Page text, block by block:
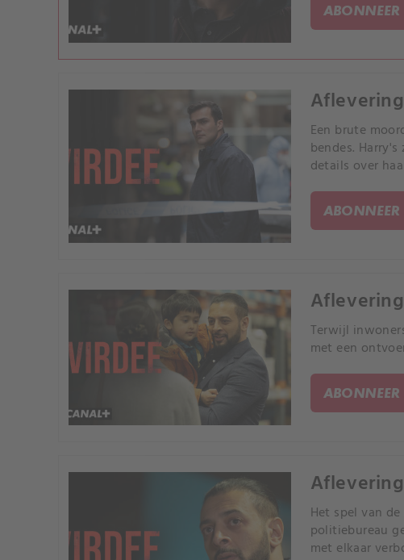
Een brute
bendes.
details over
Terwijl
met een
Het spel van
politiebureau
met elkaar